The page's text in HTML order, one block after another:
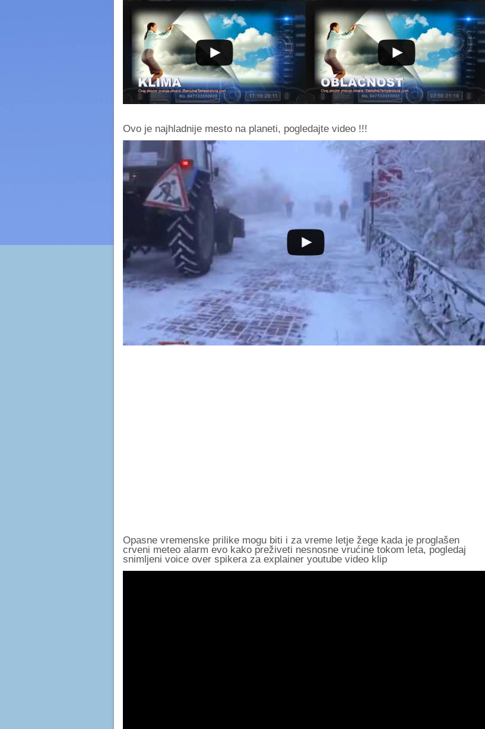
Ovo je najhladnije mesto na planeti, pogledajte video !!!
Opasne vremenske prilike mogu biti i za vreme letje žege kada je proglašen
crveni meteo alarm evo kako preživeti nesnosne vrućine tokom leta, pogledaj
snimljeni voice over spikera za explainer youtube video klip